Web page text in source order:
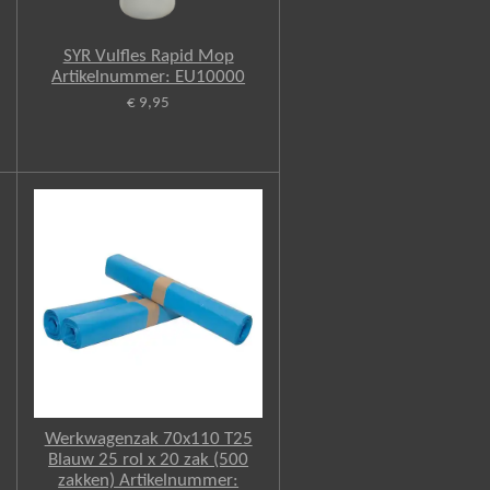
SYR Vulfles Rapid Mop
Artikelnummer: EU10000
€ 9,95
Werkwagenzak 70x110 T25
Blauw 25 rol x 20 zak (500
zakken) Artikelnummer: